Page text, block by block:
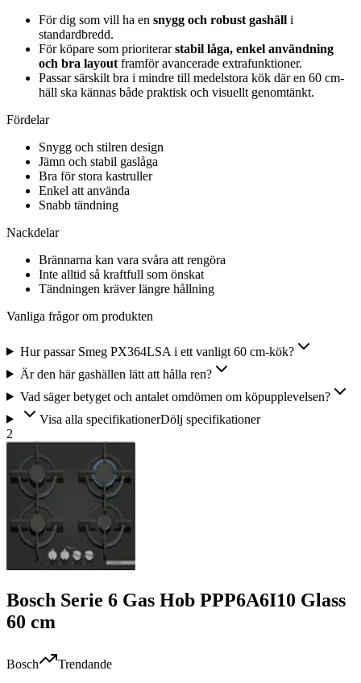
För dig som vill ha en snygg och robust gashäll i
standardbredd.
För köpare som prioriterarstabil låga, enkel användning
och bra layout framför avancerade extrafunktioner.
Passar särskilt bra i mindre till medelstora kök där en 60 cm-
häll ska kännas både praktisk och visuellt genomtänkt.
Fördelar
Snygg och stilren design
Jämn och stabil gaslåga
Bra för stora kastruller
Enkel att använda
Snabb tändning
Nackdelar
Brännarna kan vara svåra att rengöra
Inte alltid så kraftfull som önskat
Tändningen kräver längre hållning
Vanliga frågor om produkten
Hur passar Smeg PX364LSA i ett vanligt 60 cm-kök?
Är den här gashällen lätt att hålla ren?
Vad säger betyget och antalet omdömen om köpupplevelsen?
Visa alla specifikationerDölj specifikationer
2
Bosch Serie 6 Gas Hob PPP6A6I10 Glass
60 cm
Bosch Trendande